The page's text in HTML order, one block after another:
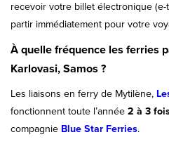
recevoir votre billet électronique
partir immédiatement pour votre
À quelle fréquence les ferries
Karlovasi, Samos ?
Les liaisons en ferry de Mytilène,
fonctionnent toute l’année 2 à 3
compagnie Blue Star Ferries.